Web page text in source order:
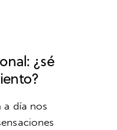
¿sé
a día nos